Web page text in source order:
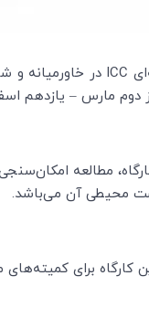
ICC در خاورمیانه و
دوم مارس – یازدهم
مطالعه
محیطی آن می‌باشد.
کارگاه برای